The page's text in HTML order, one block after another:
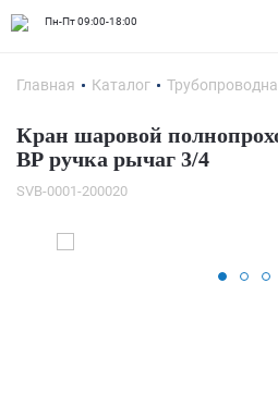
Пн-Пт 09:00-18:00
Главная Каталог
Кран шаровой
ВР ручка рычаг 3/4
SVB-0001-200020